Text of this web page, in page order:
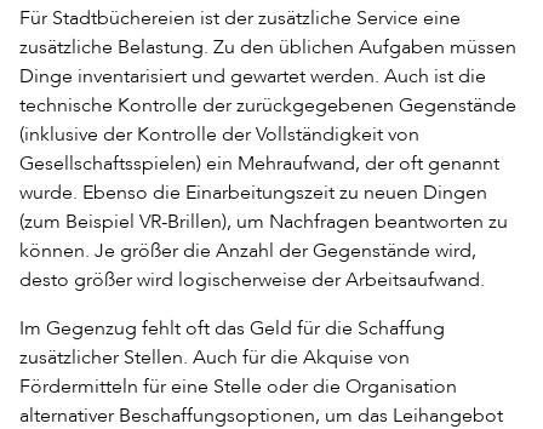
Für Stadtbüchereien ist der zusätzliche Service eine
zusätzliche Belastung. Zu den üblichen Aufgaben müssen
Dinge inventarisiert und gewartet werden. Auch ist die
technische Kontrolle der zurückgegebenen Gegenstände
(inklusive der Kontrolle der Vollständigkeit von
Gesellschaftsspielen) ein Mehraufwand, der oft genannt
wurde. Ebenso die Einarbeitungszeit zu neuen Dingen
(zum Beispiel VR-Brillen), um Nachfragen beantworten zu
können. Je größer die Anzahl der Gegenstände wird,
desto größer wird logischerweise der Arbeitsaufwand.
Im Gegenzug fehlt oft das Geld für die Schaffung
zusätzlicher Stellen. Auch für die Akquise von
Fördermitteln für eine Stelle oder die Organisation
alternativer Beschaffungsoptionen, um das Leihangebot